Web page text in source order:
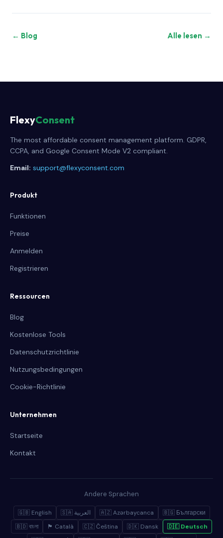
← Blog Alle lesen →
FlexyConsent
The most affordable consent management platform. GDPR,
CCPA, and Google Consent Mode V2 compliant.
Email: support@flexyconsent.com
Produkt
Funktionen
Preise
Anmelden
Registrieren
Ressourcen
Blog
Kostenlose Tools
Datenschutzrichtlinie
Nutzungsbedingungen
Cookie-Richtlinie
Unternehmen
Startseite
Kontakt
Andere Sprachen
🇬🇧 English 🇸🇦 العربية 🇦🇿 Azərbaycanca
🇧🇬 Български
🇧🇩 বাংলা
🏴 Català 🇨🇿 Čeština 🇩🇰 Dansk
🇩🇪 Deutsch